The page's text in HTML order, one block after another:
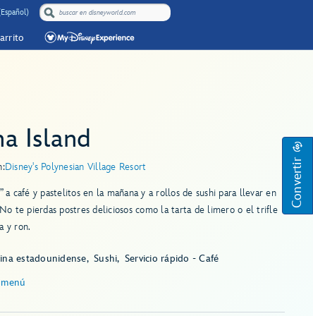
Convertir
Island
Disney's Polynesian Village Resort
a café y pastelitos en la mañana y a rollos de sushi para llevar en
te pierdas postres deliciosos como la tarta de limero o el trifle
y ron.
estadounidense Sushi Servicio rápido - Café